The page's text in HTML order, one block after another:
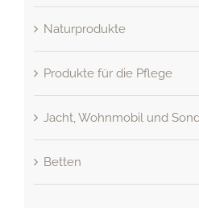
Naturprodukte
Produkte für die Pflege
Jacht, Wohnmobil und
Betten